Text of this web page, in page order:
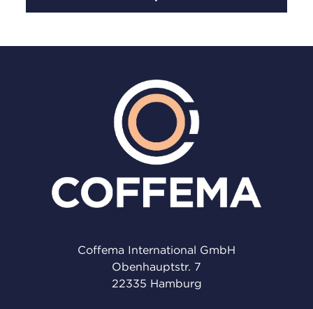
Coffema International GmbH
Obenhauptstr. 7
22335 Hamburg